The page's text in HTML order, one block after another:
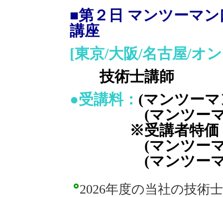
■第２日 マンツーマ
講座
[東京/大阪/名古屋/オ
技術士講師
●受講料： (マンツーマ
(マンツーマン1
※受講者特価
(マンツーマン2
(マンツーマン1
2026年度の当社の技術